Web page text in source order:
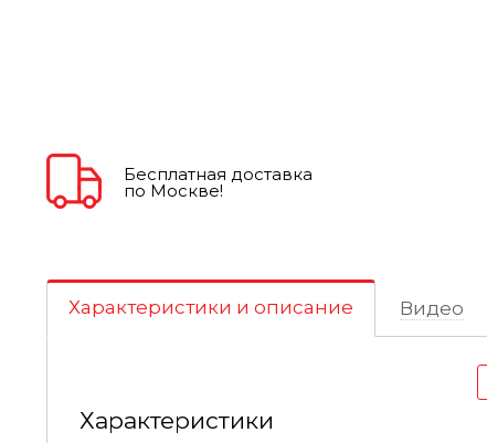
Бесплатная доставка
по Москве!
Характеристики и описание Видео
Характеристики